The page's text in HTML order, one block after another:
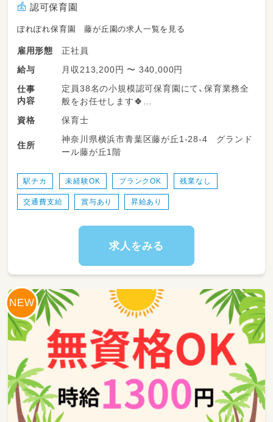
認可保育園
ぽれぽれ保育園 藤が丘園の求人一覧を見る
雇用形態
正社員
給与
月収213,200円 〜 340,000円
仕事
内容
定員38名の小規模認可保育園にて、保育業務全
般をお任せします🍀
・登園・降園時の子どもたちの受け入れ＆受け渡
し
・主担任としての日常的な保育実践（室内遊び、
・食事、排せつ、着替えなど基本的生活習慣のサ
ポート指導
・行事や季節イベントの企画・準備・進行（無理の
・クラス運営にともなう指導計画（日案・月案な
ど）や連絡帳の作成・記入
の対応
※小規模園だからこそ、子どもたち全員の顔と
名前がしっかり把握でき、丁寧な関わりができ
ますよ♪
資格 保育士
住所
神奈川県横浜市青葉区藤が丘1-28-4 グランド
ール藤が丘1階
駅チカ 未経験OK ブランクOK 残業なし
交通費支給 賞与あり 昇給あり
求人をみる